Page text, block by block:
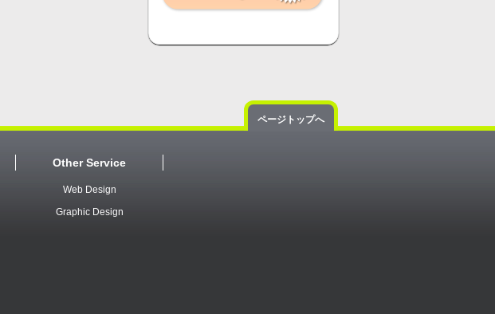
ページトップへ
Other Service
Web Design
Graphic Design